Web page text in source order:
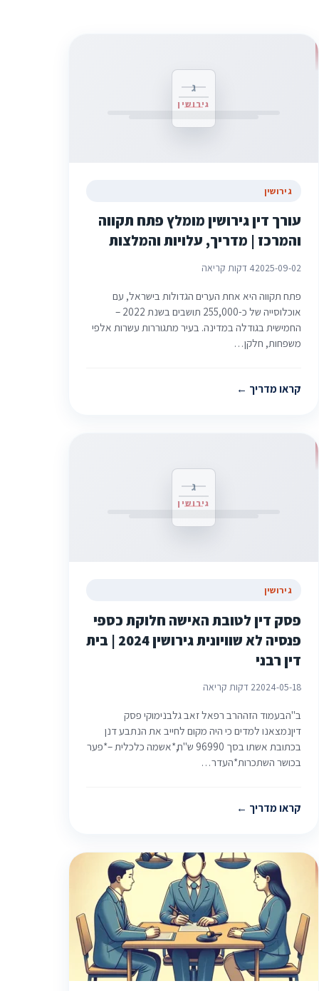
ג
גירושין
גירושין
עורך דין גירושין מומלץ פתח תקווה
והמרכז | מדריך, עלויות והמלצות
2025-09-024 דקות קריאה
פתח תקווה היא אחת הערים הגדולות בישראל, עם
אוכלוסייה של כ-255,000 תושבים בשנת 2022 –
החמישית בגודלה במדינה. בעיר מתגוררות עשרות אלפי
משפחות, חלקן…
קראו מדריך
ג
גירושין
גירושין
פסק דין לטובת האישה חלוקת כספי
פנסיה לא שוויונית גירושין 2024 | בית
דין רבני
2024-05-182 דקות קריאה
ב"הבעמוד הזההרב רפאל זאב גלבנימוקי פסק
דיןנמצאנו למדים כי היה מקום לחייב את הנתבע דנן
בכתובת אשתו בסך 96990 ש"ח,*אשמה כלכלית –*פער
בכושר השתכרות*העדר…
קראו מדריך